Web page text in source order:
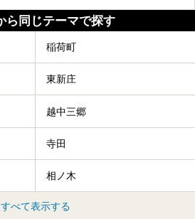
ら同じテーマで探す
稲荷町
東新庄
越中三郷
寺田
相ノ木
すべて表示する